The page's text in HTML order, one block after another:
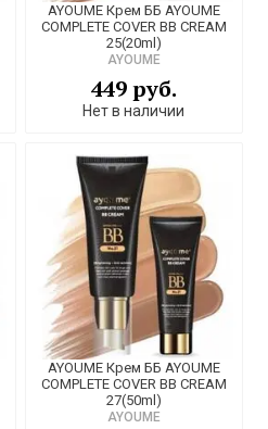
AYOUME Крем ББ AYOUME
COMPLETE COVER BB CREAM
25(20ml)
AYOUME
449 руб.
Нет в наличии
AYOUME Крем ББ AYOUME
COMPLETE COVER BB CREAM
27(50ml)
AYOUME